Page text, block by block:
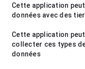
Cette application
données avec des
Cette application peut
collecter ces types
données